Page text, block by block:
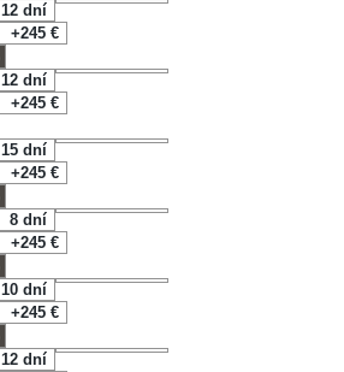
12 dní
+245 €
12 dní
+245 €
15 dní
+245 €
8 dní
+245 €
10 dní
+245 €
12 dní